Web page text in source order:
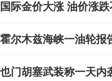
国际金价大涨 油价涨
霍尔木兹海峡一油轮报
也门胡塞武装称一天内